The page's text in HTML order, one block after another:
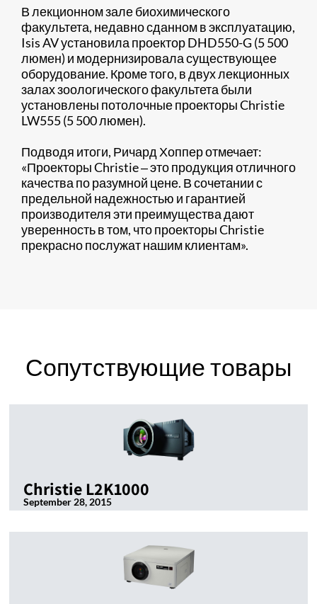
В лекционном зале биохимического
факультета, недавно сданном в эксплуатацию,
Isis AV установила проектор DHD550-G (5 500
люмен) и модернизировала существующее
оборудование. Кроме того, в двух лекционных
залах зоологического факультета были
установлены потолочные проекторы Christie
LW555 (5 500 люмен).
Подводя итоги, Ричард Хоппер отмечает:
«Проекторы Christie ‒ это продукция отличного
качества по разумной цене. В сочетании с
предельной надежностью и гарантией
производителя эти преимущества дают
уверенность в том, что проекторы Christie
прекрасно послужат нашим клиентам».
Сопутствующие товары
Christie L2K1000
September 28, 2015